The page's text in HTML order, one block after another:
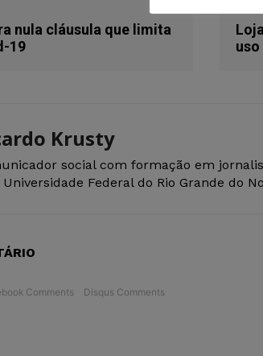
nula cláusula que limita
19
Krusty
social com formação em
Federal do Rio Grande do
Comments Disqus Comments